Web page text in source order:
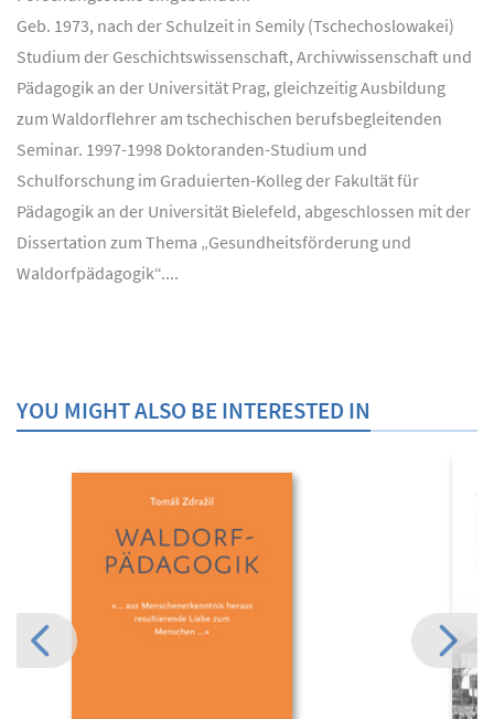
Geb. 1973, nach der Schulzeit in Semily (Tschechoslowakei)
Studium der Geschichtswissenschaft, Archivwissenschaft und
Pädagogik an der Universität Prag, gleichzeitig Ausbildung
zum Waldorflehrer am tschechischen berufsbegleitenden
Seminar. 1997-1998 Doktoranden-Studium und
Schulforschung im Graduierten-Kolleg der Fakultät für
Pädagogik an der Universität Bielefeld, abgeschlossen mit der
Dissertation zum Thema „Gesundheitsförderung und
Waldorfpädagogik“....
YOU MIGHT ALSO BE INTERESTED IN